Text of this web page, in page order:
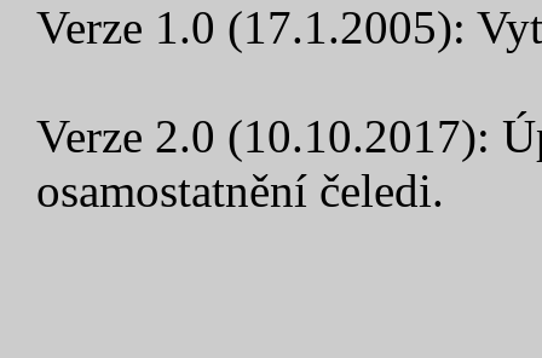
Verze 1.0 (17.1.2005):
Verze 2.0 (10.10.2017):
osamostatnění čeledi.